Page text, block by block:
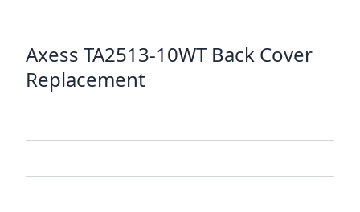
Axess TA2513-10WT Back Cover
Replacement